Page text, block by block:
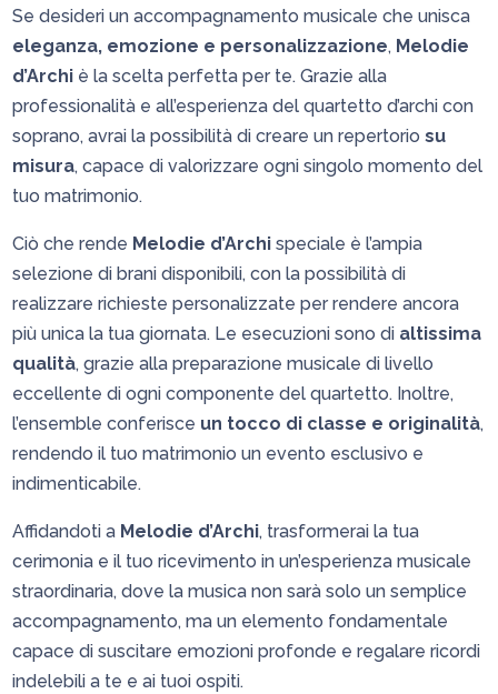
Se desideri un accompagnamento musicale che unisca
eleganza, emozione e personalizzazione, Melodie
d’Archi è la scelta perfetta per te. Grazie alla
professionalità e all’esperienza del quartetto d’archi con
soprano, avrai la possibilità di creare un repertoriosu
misura, capace di valorizzare ogni singolo momento del
tuo matrimonio.
Ciò che rende Melodie d’Archi speciale è l’ampia
selezione di brani disponibili, con la possibilità di
realizzare richieste personalizzate per rendere ancora
più unica la tua giornata. Le esecuzioni sono di altissima
qualità, grazie alla preparazione musicale di livello
eccellente di ogni componente del quartetto. Inoltre,
l’ensemble conferisce un tocco di classe e originalità,
rendendo il tuo matrimonio un evento esclusivo e
indimenticabile.
Affidandoti a Melodie d’Archi, trasformerai la tua
cerimonia e il tuo ricevimento in un’esperienza musicale
straordinaria, dove la musica non sarà solo un semplice
accompagnamento, ma un elemento fondamentale
capace di suscitare emozioni profonde e regalare ricordi
indelebili a te e ai tuoi ospiti.